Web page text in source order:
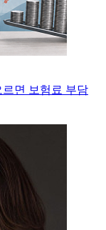
르면 보험료 부담